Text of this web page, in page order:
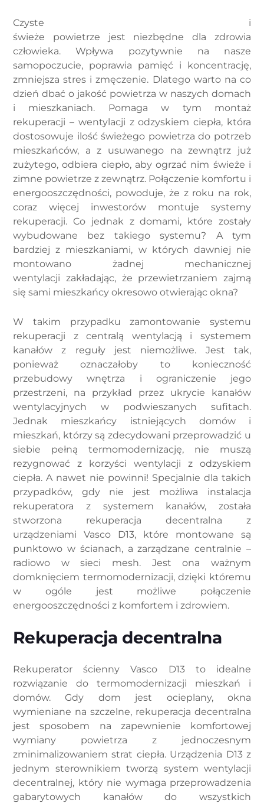
Czyste i
świeże powietrze jest niezbędne dla zdrowia
człowieka. Wpływa pozytywnie na nasze
samopoczucie, poprawia pamięć i koncentrację,
zmniejsza stres i zmęczenie. Dlatego warto na co
dzień dbać o jakość powietrza w naszych domach
i mieszkaniach. Pomaga w tym montaż
rekuperacji – wentylacji z odzyskiem ciepła, która
dostosowuje ilość świeżego powietrza do potrzeb
mieszkańców, a z usuwanego na zewnątrz już
zużytego, odbiera ciepło, aby ogrzać nim świeże i
zimne powietrze z zewnątrz. Połączenie komfortu i
energooszczędności, powoduje, że z roku na rok,
coraz więcej inwestorów montuje systemy
rekuperacji. Co jednak z domami, które zostały
wybudowane bez takiego systemu? A tym
bardziej z mieszkaniami, w których dawniej nie
montowano żadnej mechanicznej
wentylacji zakładając, że przewietrzaniem zajmą
się sami mieszkańcy okresowo otwierając okna?
W takim przypadku zamontowanie systemu
rekuperacji z centralą wentylacją i systemem
kanałów z reguły jest niemożliwe. Jest tak,
ponieważ oznaczałoby to konieczność
przebudowy wnętrza i ograniczenie jego
przestrzeni, na przykład przez ukrycie kanałów
wentylacyjnych w podwieszanych sufitach.
Jednak mieszkańcy istniejących domów i
mieszkań, którzy są zdecydowani przeprowadzić u
siebie pełną termomodernizację, nie muszą
rezygnować z korzyści wentylacji z odzyskiem
ciepła. A nawet nie powinni! Specjalnie dla takich
przypadków, gdy nie jest możliwa instalacja
rekuperatora z systemem kanałów, została
stworzona rekuperacja decentralna z
urządzeniami Vasco D13, które montowane są
punktowo w ścianach, a zarządzane centralnie –
radiowo w sieci mesh. Jest ona ważnym
domknięciem termomodernizacji, dzięki któremu
w ogóle jest możliwe połączenie
energooszczędności z komfortem i zdrowiem.
Rekuperacja decentralna
Rekuperator ścienny Vasco D13 to idealne
rozwiązanie do termomodernizacji mieszkań i
domów. Gdy dom jest ocieplany, okna
wymieniane na szczelne, rekuperacja decentralna
jest sposobem na zapewnienie komfortowej
wymiany powietrza z jednoczesnym
zminimalizowaniem strat ciepła. Urządzenia D13 z
jednym sterownikiem tworzą system wentylacji
decentralnej, który nie wymaga przeprowadzenia
gabarytowych kanałów do wszystkich